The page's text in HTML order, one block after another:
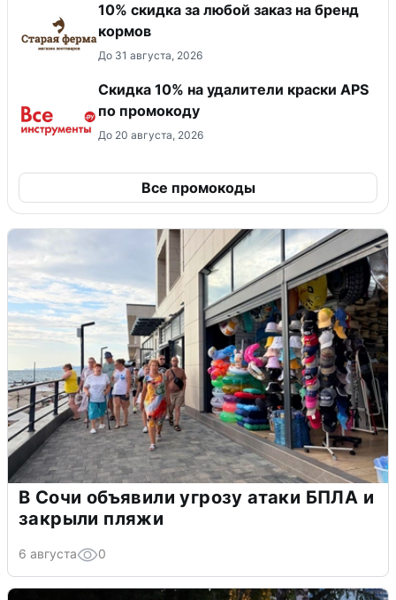
10% скидка за любой заказ на бренд
кормов
До 31 августа, 2026
Скидка 10% на удалители краски APS
по промокоду
До 20 августа, 2026
Все промокоды
В Сочи объявили угрозу атаки БПЛА и
закрыли пляжи
6 августа 0